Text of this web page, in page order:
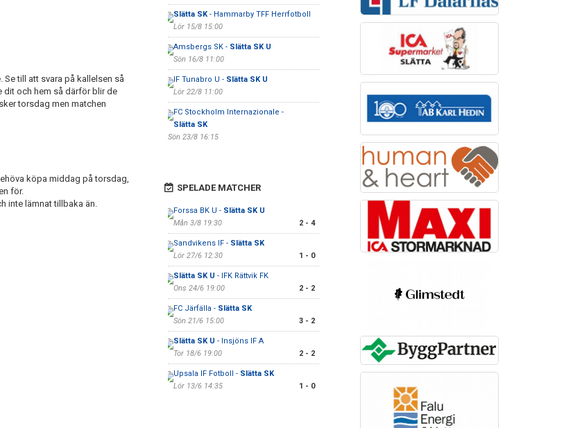
till att svara på kallelsen så
dit och hem så därför blir de
torsdag men matchen
köpa middag på torsdag,
för.
inte lämnat tillbaka än.
Slätta SK- Hammarby TFF Herrfotboll
Lör 15/8 15:00
Amsbergs SK - Slätta SK U
Sön 16/8 11:00
IF Tunabro U - Slätta SK U
Lör 22/8 11:00
FC Stockholm Internazionale -
Slätta SK
Sön 23/8 16:15
SPELADE MATCHER
Forssa BK U - Slätta SK U
Mån 3/8 19:30
2 - 4
Sandvikens IF - Slätta SK
Lör 27/6 12:30
1 - 0
Slätta SK U - IFK Rättvik FK
Ons 24/6 19:00
2 - 2
FC Järfälla - Slätta SK
Sön 21/6 15:00
3 - 2
Slätta SK U - Insjöns IF A
Tor 18/6 19:00
2 - 2
Upsala IF Fotboll - Slätta SK
Lör 13/6 14:35
1 - 0